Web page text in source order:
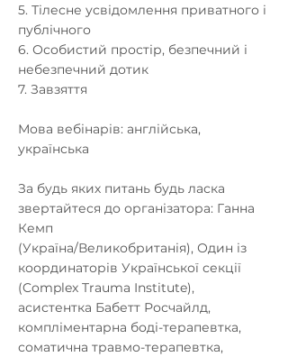
5. Тілесне усвідомлення приватного і
публічного
6. Особистий простір, безпечний і
небезпечний дотик
7. Завзяття
Мова вебінарів: англійська,
українська
За будь яких питань будь ласка
звертайтеся до організатора: Ганна
Кемп
(Україна/Великобританія), Один із
координаторів Української секції
(Complex Trauma Institute),
асистентка Бабетт Росчайлд,
компліментарна боді-терапевтка,
соматична травмо-терапевтка,